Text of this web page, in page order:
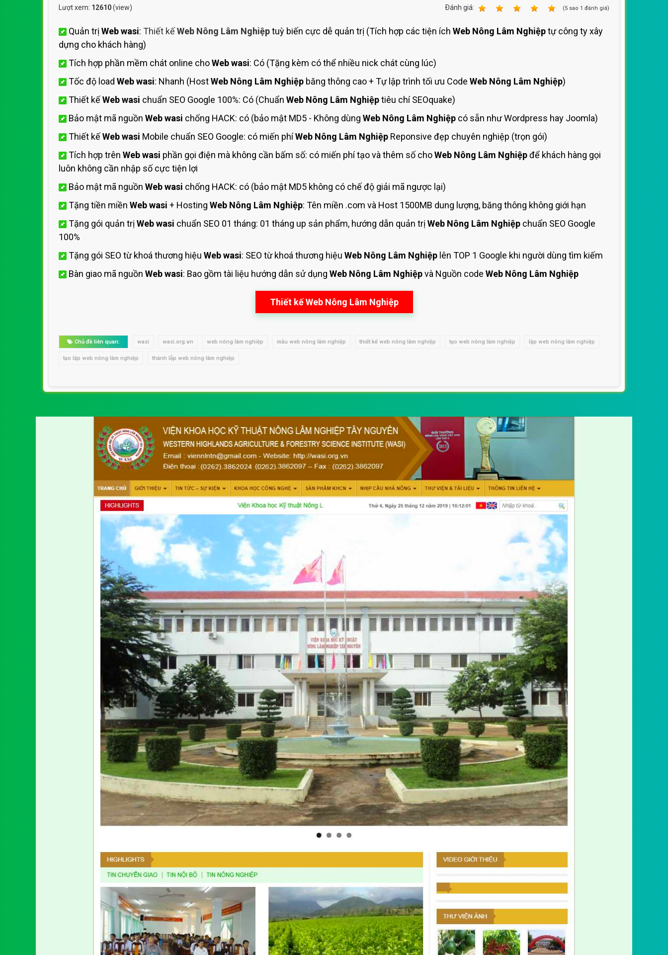
Bảng giá quảng cáo Banner
Lượt xem: 12610(view) Ðánh giá: (5 sao 1 đánh giá)
Quản trị Web wasi: Thiết kếWeb Nông Lâm Nghiệptuỳ biến cực dễ quản trị (Tích hợp các tiện ích Web Nông Lâm Nghiệptự công ty xây
dựng cho khách hàng)
Tích hợp phần mềm chát online choWeb wasi: Có (Tặng kèm có thể nhiều nick chát cùng lúc)
Tốc độ load Web wasi: Nhanh (HostWeb Nông Lâm Nghiệp băng thông cao + Tự lập trình tối ưu Code Web Nông Lâm Nghiệp)
Thiết kếWeb wasi chuẩn SEO Google 100%: Có (Chuẩn Web Nông Lâm Nghiệptiêu chí SEOquake)
Bảo mật mã nguồn Web wasi chống HACK: có (bảo mật MD5 - Không dùng Web Nông Lâm Nghiệp có sẵn như Wordpress hay Joomla)
Thiết kếWeb wasi Mobile chuẩn SEO Google: có miến phíWeb Nông Lâm Nghiệp Reponsive đẹp chuyên nghiệp (trọn gói)
Tích hợp trên Web wasi phần gọi điện mà không cần bấm số: có miến phí tạo và thêm số choWeb Nông Lâm Nghiệpđể khách hàng gọi
luôn không cần nhập số cực tiện lợi
Bảo mật mã nguồn Web wasi chống HACK: có (bảo mật MD5 không có chế độ giải mã ngược lại)
Tặng tiền miền Web wasi + Hosting Web Nông Lâm Nghiệp: Tên miền .com và Host 1500MB dung lượng, băng thông không giới hạn
Tặng gói quản trị Web wasi chuẩn SEO 01 tháng: 01 tháng up sản phẩm, hướng dẫn quản trị Web Nông Lâm Nghiệp chuẩn SEO Google
100%
Tặng gói SEO từ khoá thương hiệu Web wasi: SEO từ khoá thương hiệu Web Nông Lâm Nghiệp lên TOP 1 Google khi người dùng tìm kiếm
Bàn giao mã nguồn Web wasi: Bao gồm tài liệu hướng dẫn sử dụng Web Nông Lâm Nghiệpvà Nguồn code Web Nông Lâm Nghiệp
Thiết kế Web Nông Lâm Nghiệp
Chủ đề liên quan: wasi wasi.org.vn web nông lâm nghiệp mẫu web nông lâm nghiệp thiết kế web nông lâm nghiệp tạo web nông lâm nghiệp lập web nông lâm nghiệp
tạo lập web nông lâm nghiệp thành lập web nông lâm nghiệp